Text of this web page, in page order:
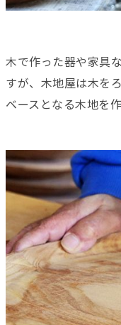
木で作った器や家具
すが、木地屋は木を
ベースとなる木地を